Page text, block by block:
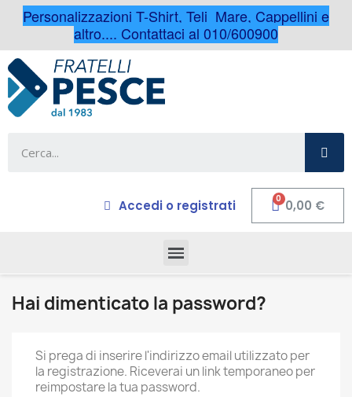
Personalizzazioni T-Shirt, Teli Mare, Cappellini e
altro.... Contattaci al 010/600900
Accedi o registrati 0,00 €
Hai dimenticato la password?
Si prega di inserire l'indirizzo email utilizzato per
la registrazione. Riceverai un link temporaneo per
reimpostare la tua password.